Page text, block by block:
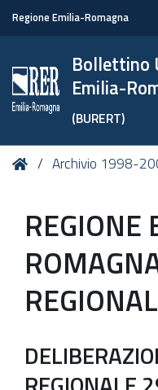
Regione Emilia-Romagna
Bollettino
Emilia-
(BURERT)
Tu HomeArchivio 1998-